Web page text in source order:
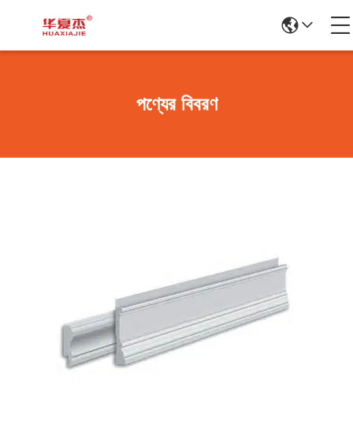
পণ্যের বিবরণ